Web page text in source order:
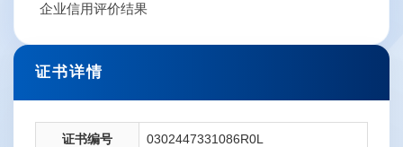
企业信用评价结果
证书详情
证书编号 0302447331086R0L